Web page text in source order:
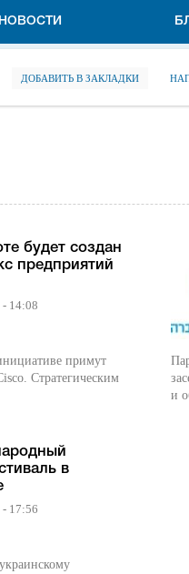
НОВОСТИ
ДОБАВИТЬ В ЗАКЛАДКИ
будет создан
предприятий
14:08
примут
Стратегическим
в
17:56
и